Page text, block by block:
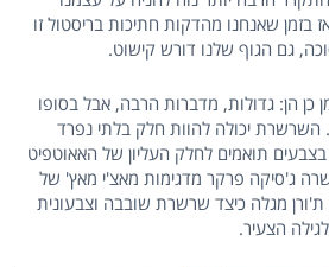
בזמן שאנחנו מהדקות חתיכות בריסטול זו
גם הגוף שלנו דורש קישוט.
הן: גדולות, מדברות הרבה, אבל בסופו
יכולה להוות חלק בלתי נפרד
בצבעים תואמים לחלק העליון של האאוטפיט
ג'סיקה פרקר מדגימות מאצ'י מאץ' של
מגלה כיצד שרשרת שובבה וצבעונית
הצעיר.